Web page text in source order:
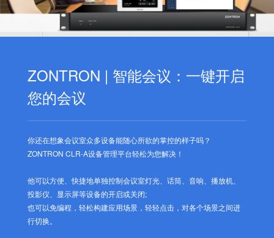
ZONTRON | 智能会议：一键开启
您的会议
你还在想象会议室众多设备能随心所欲的掌控的样子吗？
ZONTRON CLR-A设备管理平台轻松为您解决！
他可以方便、快捷地单独控制会议室灯光、话筒、音响、播放机、
投影仪、显示屏等设备的开启或关闭;
也可以免编程，轻松构建应用场景，轻轻点击，对各个场景之间进
行切换。